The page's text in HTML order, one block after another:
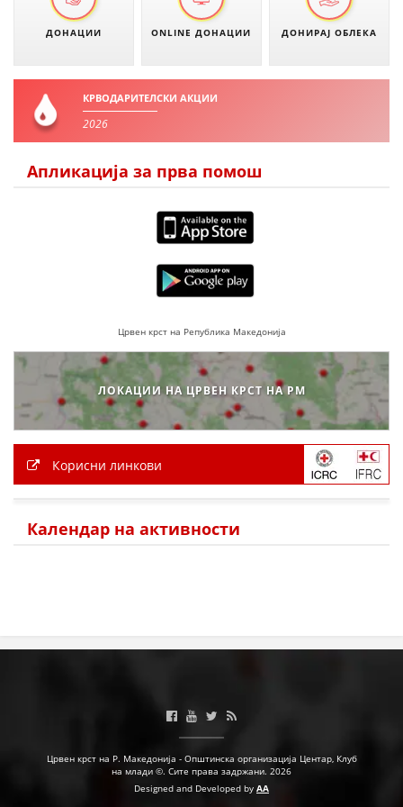
ДЕЈСТВУВАЊЕ
БРОШУРИ
ПРЕЗЕНТАЦИИ
ДОНАЦИИ ONLINE ДОНАЦИИ ДОНИРАЈ ОБЛЕКА
КРВОДАРИТЕЛСКИ АКЦИИ
2026
Апликација за прва помош
Црвен крст на Република Македонија
ЛОКАЦИИ НА ЦРВЕН КРСТ НА РМ
Корисни линкови
Календар на активности
Црвен крст на Р. Македонија - Општинска организација Центар, Клуб
на млади ©. Сите права задржани. 2026
Designed and Developed by AA